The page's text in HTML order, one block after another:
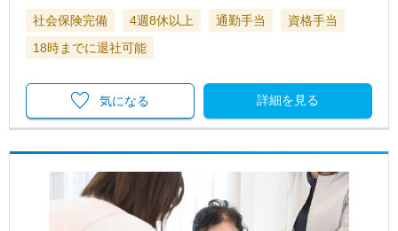
社会保険完備 4週8休以上 通勤手当
資格手当
18時までに退社可能
詳細を見る
気になる